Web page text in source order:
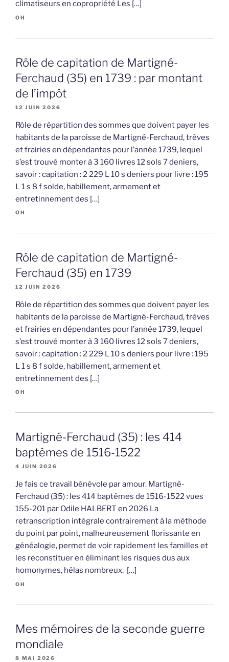
climatiseurs en copropriété Les […]
OH
Rôle de capitation de Martigné-
Ferchaud (35) en 1739 : par montant
de l’impôt
12 JUIN 2026
Rôle de répartition des sommes que doivent payer les
habitants de la paroisse de Martigné-Ferchaud, trèves
et frairies en dépendantes pour l’année 1739, lequel
s’est trouvé monter à 3 160 livres 12 sols 7 deniers,
savoir : capitation : 2 229 L 10 s deniers pour livre : 195
L 1 s 8 f solde, habillement, armement et
entretinnement des […]
OH
Rôle de capitation de Martigné-
Ferchaud (35) en 1739
12 JUIN 2026
Rôle de répartition des sommes que doivent payer les
habitants de la paroisse de Martigné-Ferchaud, trèves
et frairies en dépendantes pour l’année 1739, lequel
s’est trouvé monter à 3 160 livres 12 sols 7 deniers,
savoir : capitation : 2 229 L 10 s deniers pour livre : 195
L 1 s 8 f solde, habillement, armement et
entretinnement des […]
OH
Martigné-Ferchaud (35) : les 414
baptêmes de 1516-1522
4 JUIN 2026
Je fais ce travail bénévole par amour. Martigné-
Ferchaud (35) : les 414 baptêmes de 1516-1522 vues
155-201 par Odile HALBERT en 2026 La
retranscription intégrale contrairement à la méthode
du point par point, malheureusement florissante en
généalogie, permet de voir rapidement les familles et
les reconstituer en éliminant les risques dus aux
homonymes, hélas nombreux. […]
OH
Mes mémoires de la seconde guerre
mondiale
8 MAI 2026